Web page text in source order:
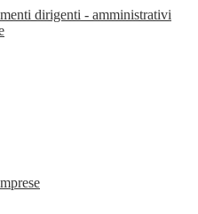
dirigenti - amministrativi